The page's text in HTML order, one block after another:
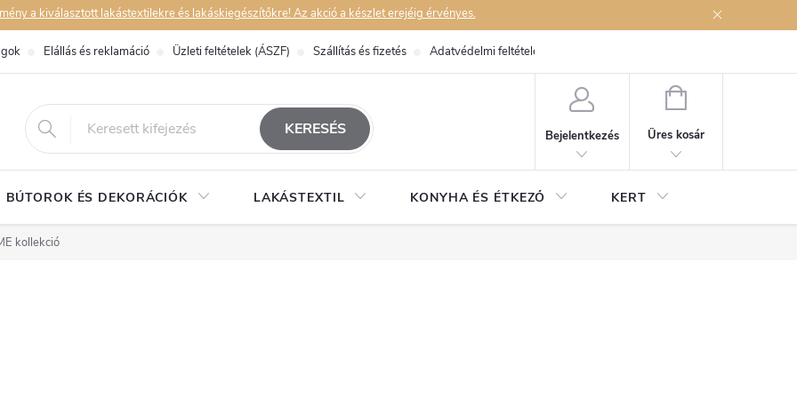
a kiválasztott lakástextilekre és lakáskiegészítőkre! Az akció a készlet erejéig érvényes.
eshop@dekorstudio.hu
Elállás és reklamáció Üzleti feltételek (ÁSZF) Szállítás és fizetés Adatvédelmi feltételek
KERESÉS Bejelentkezés
KOSÁR
Üres kosár
BÚTOROK ÉS DEKORÁCIÓK LAKÁSTEXTIL KONYHA ÉS ÉTKEZŐ KERT
kollekció